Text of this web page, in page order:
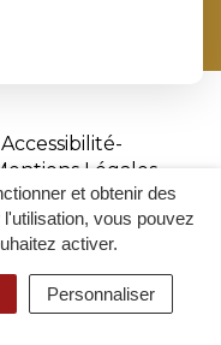
et obtenir des
vous pouvez
activer.
Personnaliser
ACCESSIBILITÉ
Accessibilité
Légales